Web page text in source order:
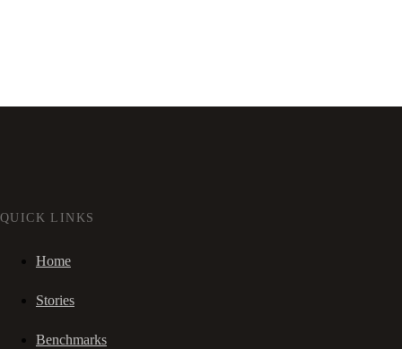
QUICK LINKS
Home
Stories
Benchmarks